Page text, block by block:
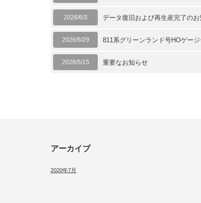
2026/6/3 データ復旧および再生産完了のお
2026/5/29 811系グリーンランド号HOゲー
2026/5/15 重要なお知らせ
アーカイブ
2020年7月